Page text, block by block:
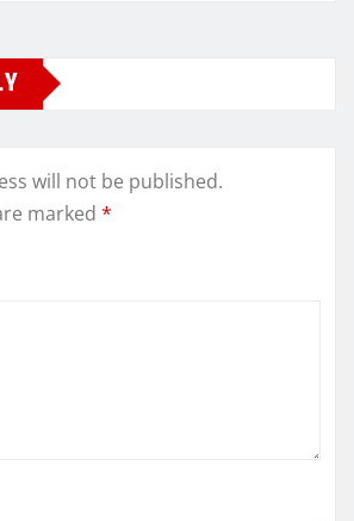
will not be published.
marked *